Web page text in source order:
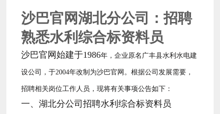
沙巴官网湖北分公司：招聘
熟悉水利综合标资料员
沙巴官网始建于1986年，企业原名广丰县水利水电建
设公司，于2004年改制为沙巴官网。根据公司发展需要，
招聘相关岗位工作人员，现将有关事项公告如下：
一、湖北分公司招聘水利综合标资料员